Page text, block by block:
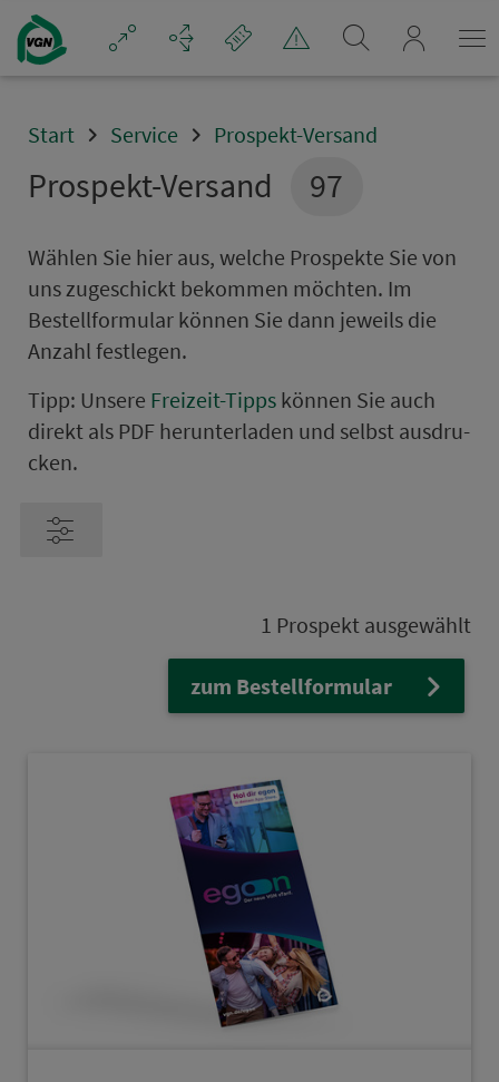
Navigation überspringen
Start Service Prospekt-Versand
Prospekt-Versand 97
Wählen Sie hier aus, welche Prospekte Sie von
uns zu­ge­schickt bekommen möchten. Im
Bestellformular können Sie dann jeweils die
Anzahl festlegen.
Tipp: Unsere Frei­zeit-Tippskönnen Sie auch
direkt als PDF he­run­ter­la­den und selbst aus­dru­
cken.
1 Prospekt ausgewählt
zum Bestellformular